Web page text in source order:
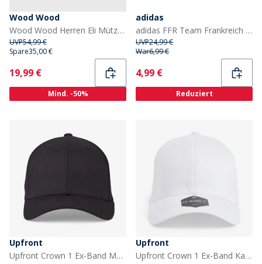
Wood Wood
Wood Wood Herren Eli Mütze Blau
UVP54,99 €
Spare35,00 €
Current
19,99 €
Mind. -50%
adidas
adidas FFR Team Frankreich Tech Kappe Weiß
UVP24,99 €
War6,99 €
Current
4,99 €
Reduziert
Upfront
Upfront Crown 1 Ex-Band Mütze Schwarz Pitch-Dark
Upfront
Upfront Crown 1 Ex-Band Kappe Fair White